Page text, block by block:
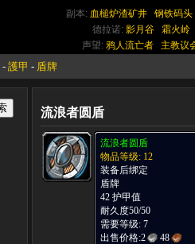
副本: 血槌炉渣矿井
钢铁码头
德拉诺: 影月谷
霜火岭
声望: 鸦人流亡者 主教议
- 護甲 - 盾牌
流浪者圆盾
流浪者圆盾
物品等级: 12
装备后绑定
盾牌
42 护甲值
耐久度50/50
需要等级: 7
出售价格:2 48